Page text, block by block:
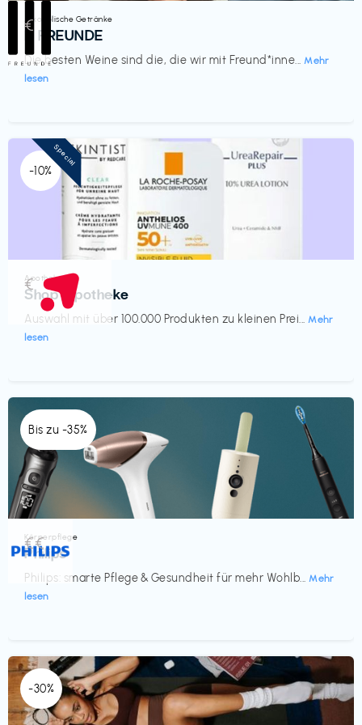
Alkoholische Getränke
III FREUNDE
Die besten Weine sind die, die wir mit Freund*inne... Mehr
lesen
€‎
-10%
Apotheke
Shop Apotheke
Auswahl mit über 100.000 Produkten zu kleinen Prei... Mehr
lesen
€‎
Special
Bis zu -35%
Körperpflege
Philips
Philips: smarte Pflege & Gesundheit für mehr Wohlb... Mehr
lesen
€€‎
-30%